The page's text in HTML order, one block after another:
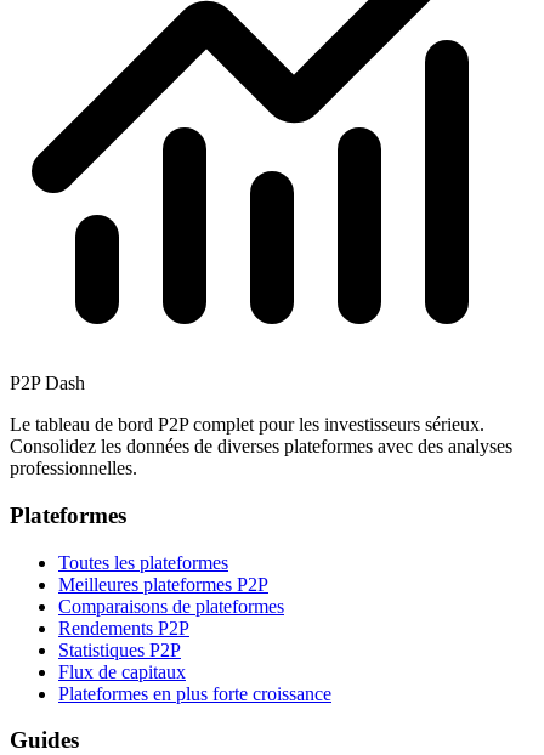
P2P Dash
Le tableau de bord P2P complet pour les investisseurs sérieux.
Consolidez les données de diverses plateformes avec des analyses
professionnelles.
Plateformes
Toutes les plateformes
Meilleures plateformes P2P
Comparaisons de plateformes
Rendements P2P
Statistiques P2P
Flux de capitaux
Plateformes en plus forte croissance
Guides